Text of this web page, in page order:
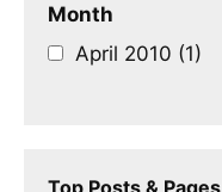
Month
April 2010 (1)
Top Posts & Pages